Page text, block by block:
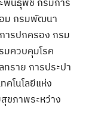
พันธุ์พืช กรมการ
ม กรมพัฒนา
ารปกครอง กรม
ควบคุมโรค
ราย การประปา
โนโลยีแห่ง
ขภาพระหว่าง